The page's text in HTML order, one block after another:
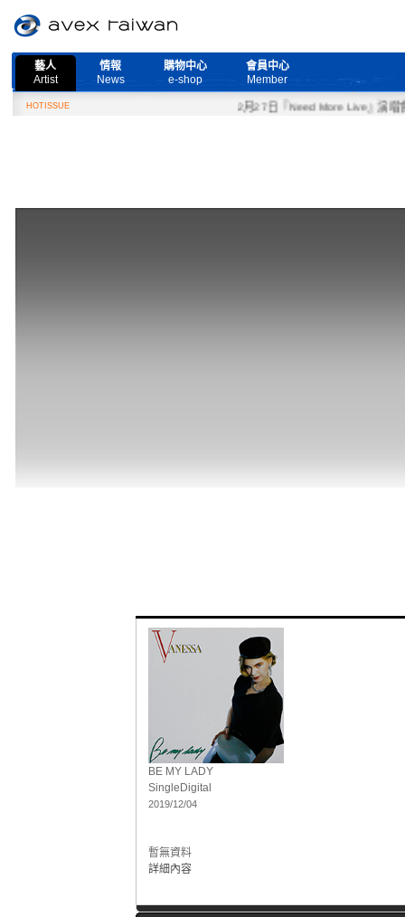
藝人
Artist
情報
News
購物中心
e-shop
會員中心
Member
HOTISSUE 2月27日『Need More Live』演唱會
BE MY LADY
Single Digital
2019/12/04
暫無資料
詳細內容